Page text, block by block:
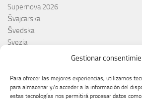
Gestionar
Para ofrecer las mejores experiencias, utilizamos
para almacenar y/o acceder a la información del
estas tecnologías nos permitirá procesar datos
Supernova 2026
Švajcarska
Švedska
Svezia
Taco Zimmerman
Tamara Živković